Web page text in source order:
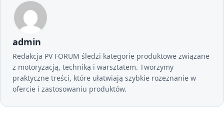
admin
Redakcja PV FORUM śledzi kategorie produktowe związane
z motoryzacją, techniką i warsztatem. Tworzymy
praktyczne treści, które ułatwiają szybkie rozeznanie w
ofercie i zastosowaniu produktów.